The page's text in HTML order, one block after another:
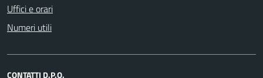
Uffici e orari
Numeri utili
CONTATTI D.P.O.